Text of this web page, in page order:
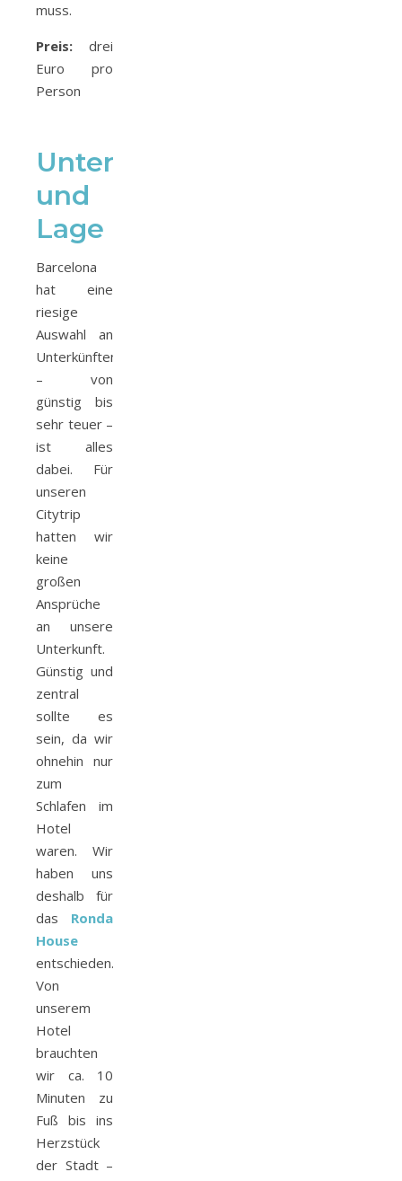
muss.
Preis: drei
Euro pro
Person
Unterkunft
und
Lage
Barcelona
hat eine
riesige
Auswahl an
Unterkünften
– von
günstig bis
sehr teuer –
ist alles
dabei. Für
unseren
Citytrip
hatten wir
keine
großen
Ansprüche
an unsere
Unterkunft.
Günstig und
zentral
sollte es
sein, da wir
ohnehin nur
zum
Schlafen im
Hotel
waren. Wir
haben uns
deshalb für
das Ronda
House
entschieden.
Von
unserem
Hotel
brauchten
wir ca. 10
Minuten zu
Fuß bis ins
Herzstück
der Stadt –